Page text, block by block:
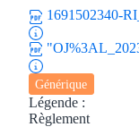
1691502340-
Générique
Légende :
Règlement